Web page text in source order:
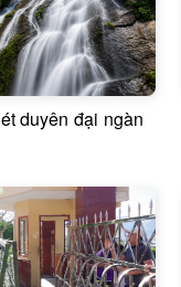
duyên đại ngàn